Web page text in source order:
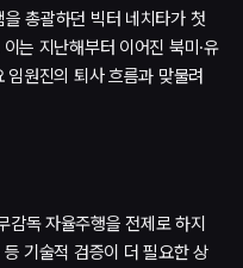
을 총괄하던 빅터 네치타가 첫
는 지난해부터 이어진 북미·유
원진의 퇴사 흐름과 맞물려
독 자율주행을 전제로 하지
기술적 검증이 더 필요한 상